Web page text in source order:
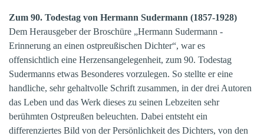
Zum 90. Todestag von Hermann Sudermann (1857-1928)
Dem Herausgeber der Broschüre „Hermann Sudermann -
Erinnerung an einen ostpreußischen Dichter“, war es
offensichtlich eine Herzensangelegenheit, zum 90. Todestag
Sudermanns etwas Besonderes vorzulegen. So stellte er eine
handliche, sehr gehaltvolle Schrift zusammen, in der drei Autoren
das Leben und das Werk dieses zu seinen Lebzeiten sehr
berühmten Ostpreußen beleuchten. Dabei entsteht ein
differenziertes Bild von der Persönlichkeit des Dichters, von den